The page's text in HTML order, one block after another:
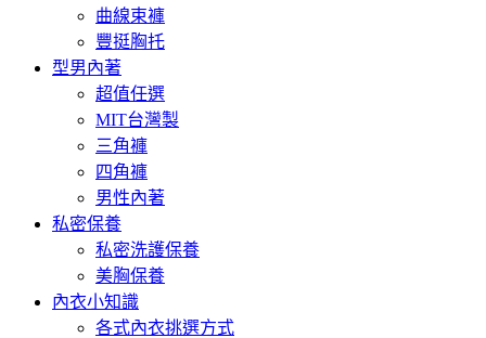
曲線束褲
豐挺胸托
型男內著
超值任選
MIT台灣製
三角褲
四角褲
男性內著
私密保養
私密洗護保養
美胸保養
內衣小知識
各式內衣挑選方式